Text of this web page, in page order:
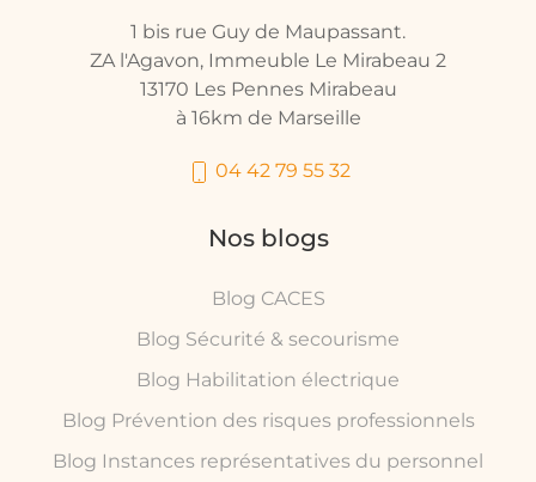
1 bis rue Guy de Maupassant.
ZA l'Agavon, Immeuble Le Mirabeau 2
13170 Les Pennes Mirabeau
à 16km de Marseille
04 42 79 55 32
Nos blogs
Blog CACES
Blog Sécurité & secourisme
Blog Habilitation électrique
Blog Prévention des risques professionnels
Blog Instances représentatives du personnel